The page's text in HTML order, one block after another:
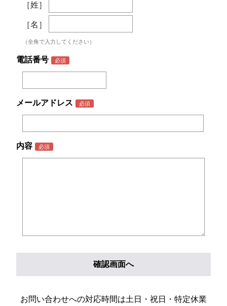
［姓］
［名］
（全角で入力してください）
電話番号
メールアドレス
内容
お問い合わせへの対応時間は土日・祝日・特定休業